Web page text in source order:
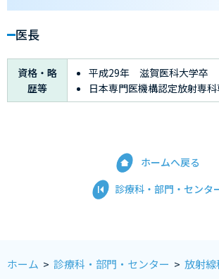
医長
資格・略
歴等
平成29年 滋賀医科大学卒
日本専門医機構認定放射専
診療科・部門・センタ
ホームへ戻る
ホーム > 診療科・部門・センター > 放射線